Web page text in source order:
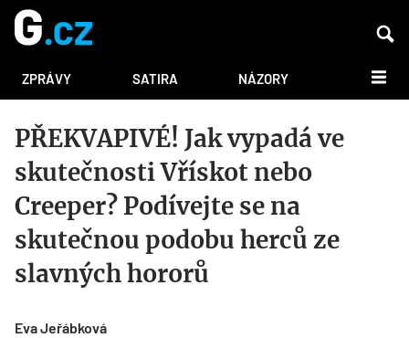
ZPRÁVY SATIRA NÁZORY DALŠÍ
PŘEKVAPIVÉ! Jak vypadá ve
skutečnosti Vřískot nebo
Creeper? Podívejte se na
skutečnou podobu herců ze
slavných hororů
Eva Jeřábková